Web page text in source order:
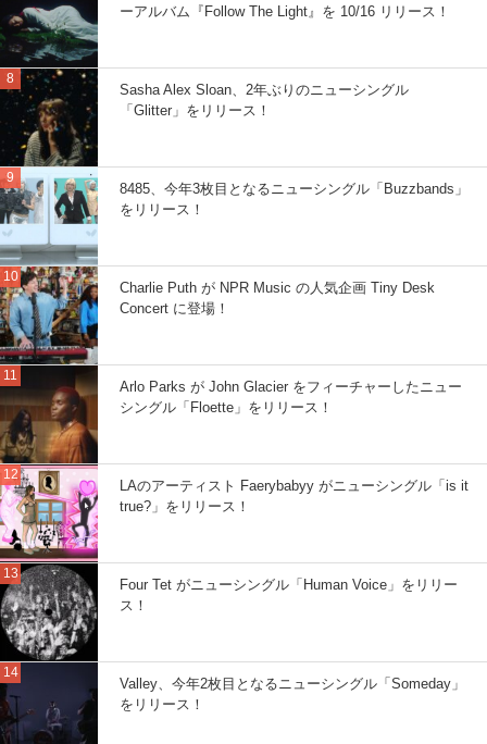
ーアルバム『Follow The Light』を 10/16 リリース！
Sasha Alex Sloan、2年ぶりのニューシングル
「Glitter」をリリース！
8485、今年3枚目となるニューシングル「Buzzbands」
をリリース！
Charlie Puth が NPR Music の人気企画 Tiny Desk
Concert に登場！
Arlo Parks が John Glacier をフィーチャーしたニュー
シングル「Floette」をリリース！
LAのアーティスト Faerybabyy がニューシングル「is it
true?」をリリース！
Four Tet がニューシングル「Human Voice」をリリー
ス！
Valley、今年2枚目となるニューシングル「Someday」
をリリース！